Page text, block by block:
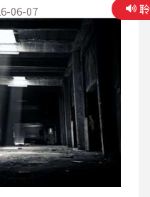
們的「外貌與身
、打一針，就能立刻
是現代人對對抗時
的一場微小戰役？還
包容」？本集節目，歡
06-07